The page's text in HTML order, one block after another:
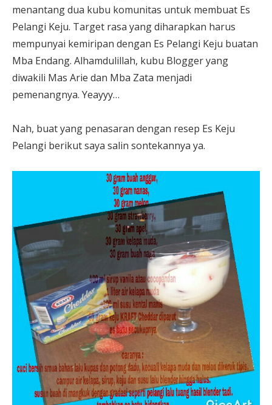
menantang dua kubu komunitas untuk membuat Es
Pelangi Keju. Target rasa yang diharapkan harus
mempunyai kemiripan dengan Es Pelangi Keju buatan
Mba Endang. Alhamdulillah, kubu Blogger yang
diwakili Mas Arie dan Mba Zata menjadi
pemenangnya. Yeayyy…
Nah, buat yang penasaran dengan resep Es Keju
Pelangi berikut saya salin sontekannya ya.